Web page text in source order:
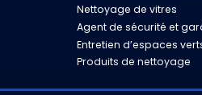
Nettoyage de vitres
Agent de sécurité et
Entretien d’espaces
Produits de nettoyage